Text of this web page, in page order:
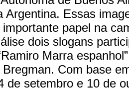
Argentina. Essas
papel na
dois slogans
Marra
Bregman. Com base
de setembro e 10 de